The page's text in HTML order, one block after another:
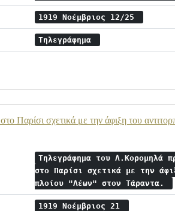
1919 Νοέμβριος 12/25
Τηλεγράφημα
Παρίσι σχετικά με την άφιξη του
Τηλεγράφημα του Λ.Κορομηλά
στο Παρίσι σχετικά με την
πλοίου "Λέων" στον Τάραντα.
1919 Νοέμβριος 21